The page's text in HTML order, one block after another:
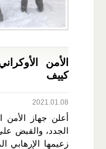
الأمن
كييف
2021.01.08
أعلن جهاز الأمن
الجدد، والقبض
زعيمها الإرهابي